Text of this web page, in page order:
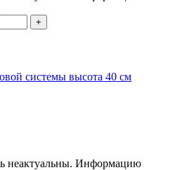
+
системы высота 40 см
неактуальны. Информацию